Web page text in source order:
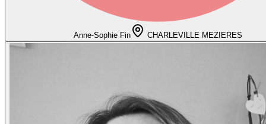
Anne-Sophie Fin CHARLEVILLE MEZIERES